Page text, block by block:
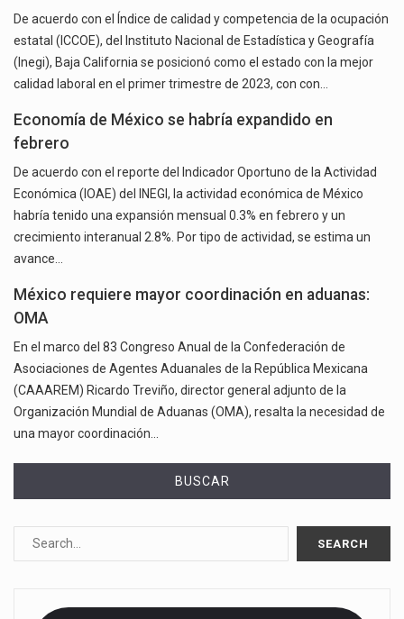
De acuerdo con el Índice de calidad y competencia de la ocupación
estatal (ICCOE), del Instituto Nacional de Estadística y Geografía
(Inegi), Baja California se posicionó como el estado con la mejor
calidad laboral en el primer trimestre de 2023, con con…
Economía de México se habría expandido en
febrero
De acuerdo con el reporte del Indicador Oportuno de la Actividad
Económica (IOAE) del INEGI, la actividad económica de México
habría tenido una expansión mensual 0.3% en febrero y un
crecimiento interanual 2.8%. Por tipo de actividad, se estima un
avance…
México requiere mayor coordinación en aduanas:
OMA
En el marco del 83 Congreso Anual de la Confederación de
Asociaciones de Agentes Aduanales de la República Mexicana
(CAAAREM) Ricardo Treviño, director general adjunto de la
Organización Mundial de Aduanas (OMA), resalta la necesidad de
una mayor coordinación…
BUSCAR